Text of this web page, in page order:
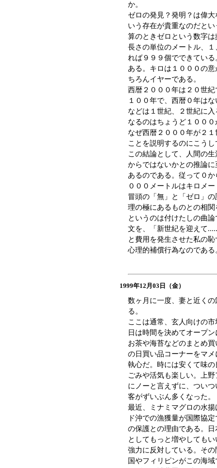
か。
ゼロの発見？発明？は偉
いう存在が貴重なのだと
算のときゼロという数字
長さの単位のメートル、
れば９９９個でできてい
ある。キロは１０００の
ちろんイヤーである。
西暦２０００年は２０世
１００年で、西暦０年は
などは１世紀、２世紀に
なるのはちょうど１００
なぜ西暦２０００年が２
ことを説明するのにこう
この結論として、人間の
からではないかとの推論
あるのである。従って０
０００メートルはキロメ
冒頭の「無」と「ゼロ」
理の極にあるものとの相
というのは付けたしの曲
文を、「新世紀を迎えて
と費用を発生させた私の
心理的補償行為なのである
1999年12月03日（金）
数ヶ月に一度、妻と近く
る。
ここは通常、玄人向けの
日は時間を決めてオープ
お茶や海苔などのまとめ
の日買い品コーナーをマ
執心だ。時には安くて味
ごみや活気も楽しい。上
にノーと言えずに、つい
客がずいぶん多くなった。
最近、ミナミマグロの水
ド沖での漁獲量が国際協
の保護との理由である。
としてもっと増やしても
強力に反対している。そ
国やフィリピンがこの海